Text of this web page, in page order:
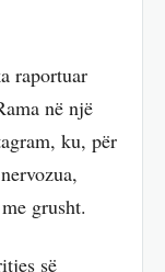
raportuar
në një
ku, për
grusht.
së